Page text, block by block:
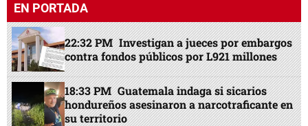
EN PORTADA
22:32 PM Investigan a jueces por embargos
contra fondos públicos por L921 millones
18:33 PM Guatemala indaga si sicarios
hondureños asesinaron a narcotraficante en
su territorio